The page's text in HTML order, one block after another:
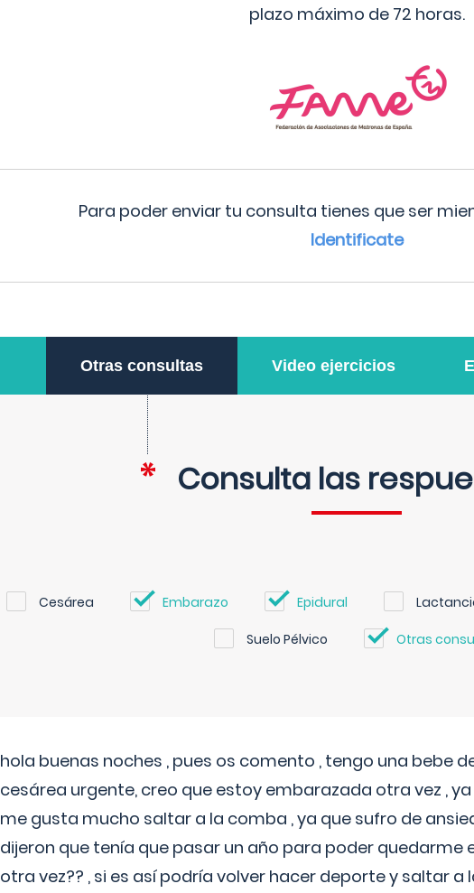
plazo máximo de 72 horas.
Para poder enviar tu consulta tienes que ser
Identificate
Otras consultas Video ejercicios
Consulta las
Cesárea Embarazo Epidural
Suelo Pélvico Otras
hola buenas noches , pues os comento , tengo una bebe
cesárea urgente, creo que estoy embarazada otra vez ,
me gusta mucho saltar a la comba , ya que sufro de
dijeron que tenía que pasar un año para poder quedarme
otra vez?? , si es así podría volver hacer deporte y saltar